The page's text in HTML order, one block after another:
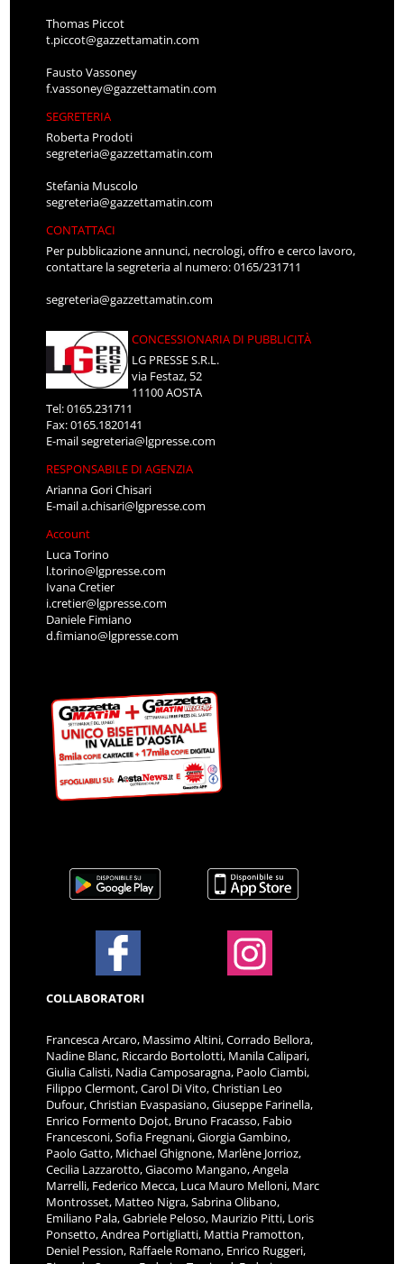
Thomas Piccot
t.piccot@gazzettamatin.com
Fausto Vassoney
f.vassoney@gazzettamatin.com
SEGRETERIA
Roberta Prodoti
segreteria@gazzettamatin.com
Stefania Muscolo
segreteria@gazzettamatin.com
CONTATTACI
Per pubblicazione annunci, necrologi, offro e cerco lavoro,
contattare la segreteria al numero: 0165/231711
segreteria@gazzettamatin.com
CONCESSIONARIA DI PUBBLICITÀ
LG PRESSE S.R.L.
via Festaz, 52
11100 AOSTA
Tel: 0165.231711
Fax: 0165.1820141
E-mailsegreteria@lgpresse.com
RESPONSABILE DI AGENZIA
Arianna Gori Chisari
E-maila.chisari@lgpresse.com
Account
Luca Torino
l.torino@lgpresse.com
Ivana Cretier
i.cretier@lgpresse.com
Daniele Fimiano
d.fimiano@lgpresse.com
COLLABORATORI
Francesca Arcaro, Massimo Altini, Corrado Bellora,
Nadine Blanc, Riccardo Bortolotti, Manila Calipari,
Giulia Calisti, Nadia Camposaragna, Paolo Ciambi,
Filippo Clermont, Carol Di Vito, Christian Leo
Dufour, Christian Evaspasiano, Giuseppe Farinella,
Enrico Formento Dojot, Bruno Fracasso, Fabio
Francesconi, Sofia Fregnani, Giorgia Gambino,
Paolo Gatto, Michael Ghignone, Marlène Jorrioz,
Cecilia Lazzarotto, Giacomo Mangano, Angela
Marrelli, Federico Mecca, Luca Mauro Melloni, Marc
Montrosset, Matteo Nigra, Sabrina Olibano,
Emiliano Pala, Gabriele Peloso, Maurizio Pitti, Loris
Ponsetto, Andrea Portigliatti, Mattia Pramotton,
Deniel Pession, Raffaele Romano, Enrico Ruggeri,